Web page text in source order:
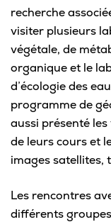
Omnivox
Microsoft 365
Guichet des
Portail
Intranet du
Bottin du
Urgences
recherche
visiter plusieurs
végétale, de
organique et le
d’écologie des
programme de
aussi présenté
de leurs cours et
images satellites,
Les rencontres
différents